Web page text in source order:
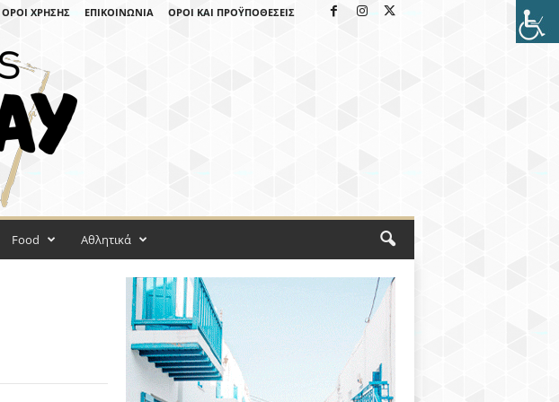
ΌΡΟΙ ΧΡΉΣΗΣ ΕΠΙΚΟΙΝΩΝΊΑ ΌΡΟΙ ΚΑΙ ΠΡΟΫΠΟΘΈΣΕΙΣ
Food Αθλητικά